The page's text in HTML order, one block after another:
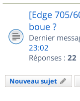
[Edge 705/
boue ?
Dernier
23:02
Réponses : 22
Nouveau sujet